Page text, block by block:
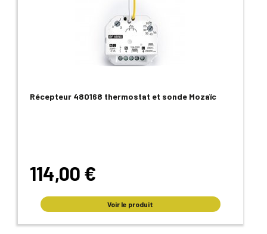
Récepteur 480168 thermostat et sonde Mozaïc
114,00 €
Voir le produit